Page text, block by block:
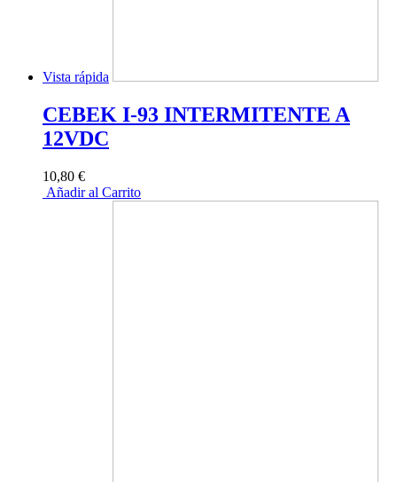
Vista rápida
CEBEK I-93 INTERMITENTE A
12VDC
10,80 €
Añadir al Carrito